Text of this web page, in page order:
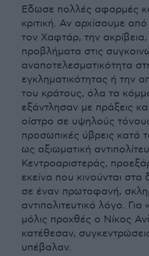
Εδωσε πολλές αφορμές
κριτική. Αν αρχίσουμε
τον Χαφτάρ, την
προβλήματα στις
αναποτελεσματικότητα
εγκληματικότητας ή την
του κράτους, όλα τα
εξάντλησαν με πράξεις
οίστρο σε υψηλούς
προσωπικές ύβρεις
ως αξιωματική
Κεντροαριστεράς,
εκείνα που κινούνται
σε έναν πρωτοφανή,
αντιπολιτευτικό λόγο.
μόλις προχθές ο Νίκος
κατέθεσαν,
υπέβαλαν.